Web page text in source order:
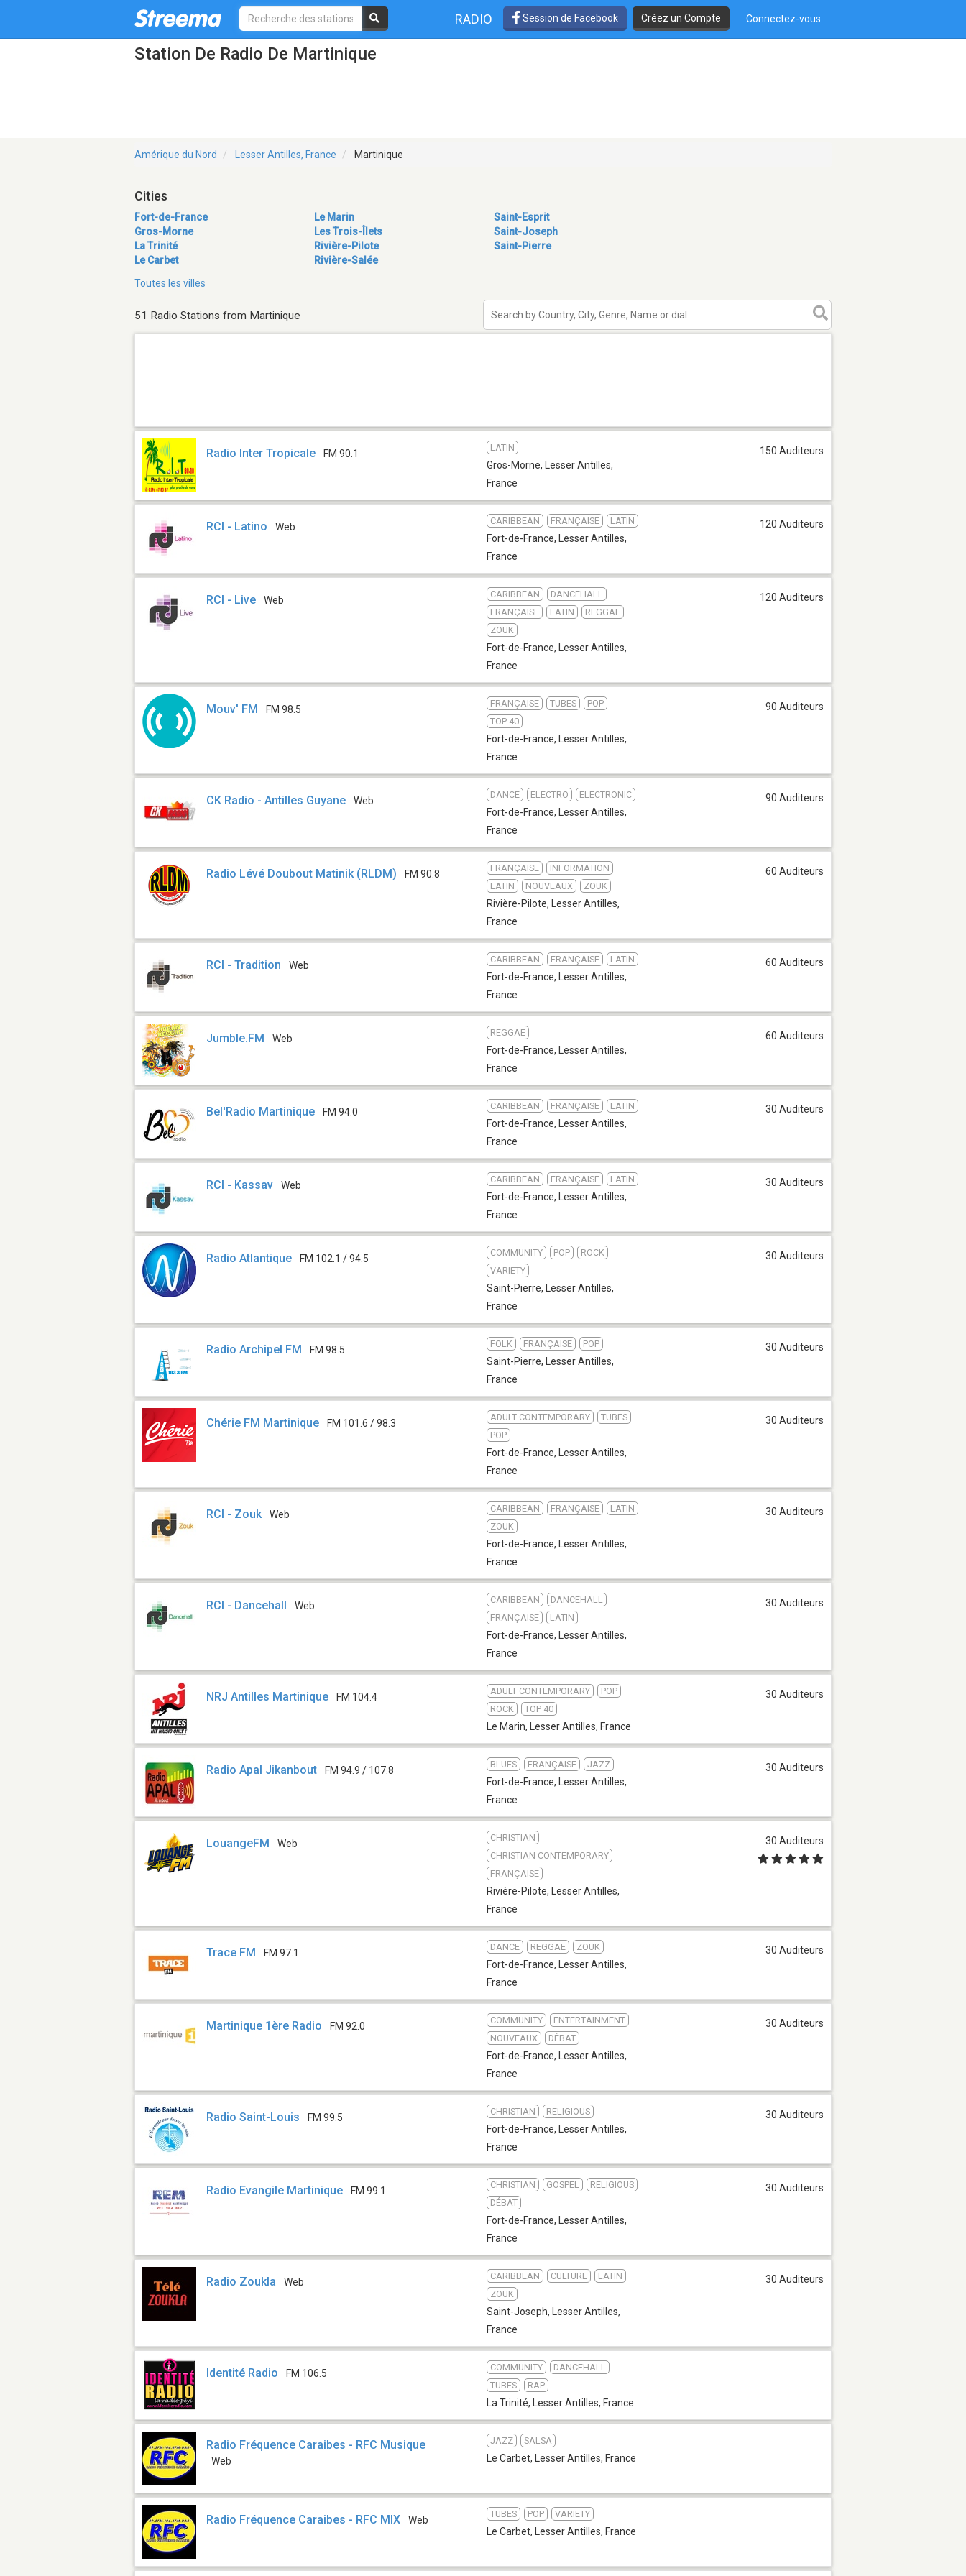
RADIO Session de Facebook Créez un Compte Connectez-vous
Station De Radio De Martinique
Amérique du Nord Lesser Antilles, France Martinique
Cities
Fort-de-France
Gros-Morne
La Trinité
Le Carbet
Le Marin
Les Trois-Îlets
Rivière-Pilote
Rivière-Salée
Saint-Esprit
Saint-Joseph
Saint-Pierre
Toutes les villes
51 Radio Stations from Martinique
Radio Inter Tropicale FM 90.1
LATIN
Gros-Morne,
Lesser Antilles,
France
150 Auditeurs
RCI - Latino Web
CARIBBEAN FRANÇAISE LATIN
Fort-de-France,
Lesser Antilles,
France
120 Auditeurs
RCI - Live Web
CARIBBEAN
DANCEHALL
FRANÇAISE
LATIN
REGGAE
ZOUK
Fort-de-France,
Lesser Antilles,
France
120 Auditeurs
Mouv' FM FM 98.5
FRANÇAISE TUBES
POP
TOP 40
Fort-de-France,
Lesser Antilles,
France
90 Auditeurs
CK Radio - Antilles Guyane Web
DANCE ELECTRO ELECTRONIC
Fort-de-France,
Lesser Antilles,
France
90 Auditeurs
Radio Lévé Doubout Matinik (RLDM) FM 90.8
FRANÇAISE
INFORMATION
LATIN
NOUVEAUX ZOUK
Rivière-Pilote,
Lesser Antilles,
France
60 Auditeurs
RCI - Tradition Web
CARIBBEAN FRANÇAISE LATIN
Fort-de-France,
Lesser Antilles,
France
60 Auditeurs
Jumble.FM Web
REGGAE
Fort-de-France,
Lesser Antilles,
France
60 Auditeurs
Bel'Radio Martinique FM 94.0
CARIBBEAN FRANÇAISE LATIN
Fort-de-France,
Lesser Antilles,
France
30 Auditeurs
RCI - Kassav Web
CARIBBEAN FRANÇAISE LATIN
Fort-de-France,
Lesser Antilles,
France
30 Auditeurs
Radio Atlantique FM 102.1 / 94.5
COMMUNITY POP
ROCK
VARIETY
Saint-Pierre,
Lesser Antilles,
France
30 Auditeurs
Radio Archipel FM FM 98.5
FOLK FRANÇAISE POP
Saint-Pierre,
Lesser Antilles,
France
30 Auditeurs
Chérie FM Martinique FM 101.6 / 98.3
ADULT CONTEMPORARY
TUBES
POP
Fort-de-France,
Lesser Antilles,
France
30 Auditeurs
RCI - Zouk Web
CARIBBEAN FRANÇAISE
LATIN
ZOUK
Fort-de-France,
Lesser Antilles,
France
30 Auditeurs
RCI - Dancehall Web
CARIBBEAN
DANCEHALL
FRANÇAISE
LATIN
Fort-de-France,
Lesser Antilles,
France
30 Auditeurs
NRJ Antilles Martinique FM 104.4
ADULT CONTEMPORARY
POP
ROCK
TOP 40
Le Marin, Lesser Antilles, France
30 Auditeurs
Radio Apal Jikanbout FM 94.9 / 107.8
BLUES FRANÇAISE JAZZ
Fort-de-France,
Lesser Antilles,
France
30 Auditeurs
LouangeFM Web
CHRISTIAN
CHRISTIAN CONTEMPORARY
FRANÇAISE
Rivière-Pilote,
Lesser Antilles,
France
30 Auditeurs
Trace FM FM 97.1
DANCE REGGAE ZOUK
Fort-de-France,
Lesser Antilles,
France
30 Auditeurs
Martinique 1ère Radio FM 92.0
COMMUNITY
ENTERTAINMENT
NOUVEAUX
DÉBAT
Fort-de-France,
Lesser Antilles,
France
30 Auditeurs
Radio Saint-Louis FM 99.5
CHRISTIAN RELIGIOUS
Fort-de-France,
Lesser Antilles,
France
30 Auditeurs
Radio Evangile Martinique FM 99.1
CHRISTIAN GOSPEL
RELIGIOUS
DÉBAT
Fort-de-France,
Lesser Antilles,
France
30 Auditeurs
Radio Zoukla Web
CARIBBEAN CULTURE
LATIN
ZOUK
Saint-Joseph,
Lesser Antilles,
France
30 Auditeurs
Identité Radio FM 106.5
COMMUNITY
DANCEHALL
TUBES
RAP
La Trinité, Lesser Antilles, France
Radio Fréquence Caraibes - RFC Musique
Web
JAZZ SALSA
Le Carbet, Lesser Antilles, France
Radio Fréquence Caraibes - RFC MIX Web
TUBES POP VARIETY
Le Carbet, Lesser Antilles, France